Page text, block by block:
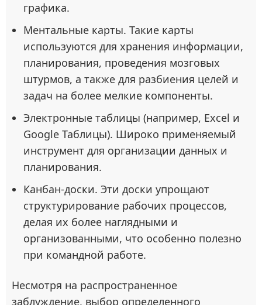
графика.
Ментальные карты. Такие карты
используются для хранения информации,
планирования, проведения мозговых
штурмов, а также для разбиения целей и
задач на более мелкие компоненты.
Электронные таблицы (например, Excel и
Google Таблицы). Широко применяемый
инструмент для организации данных и
планирования.
Канбан-доски. Эти доски упрощают
структурирование рабочих процессов,
делая их более наглядными и
организованными, что особенно полезно
при командной работе.
Несмотря на распространенное
заблуждение, выбор определенного